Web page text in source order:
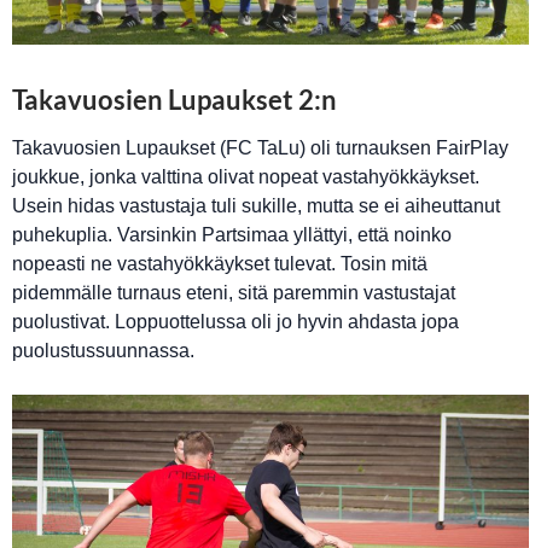
Takavuosien Lupaukset 2:n
Takavuosien Lupaukset (FC TaLu) oli turnauksen FairPlay
joukkue, jonka valttina olivat nopeat vastahyökkäykset.
Usein hidas vastustaja tuli sukille, mutta se ei aiheuttanut
puhekuplia. Varsinkin Partsimaa yllättyi, että noinko
nopeasti ne vastahyökkäykset tulevat. Tosin mitä
pidemmälle turnaus eteni, sitä paremmin vastustajat
puolustivat. Loppuottelussa oli jo hyvin ahdasta jopa
puolustussuunnassa.